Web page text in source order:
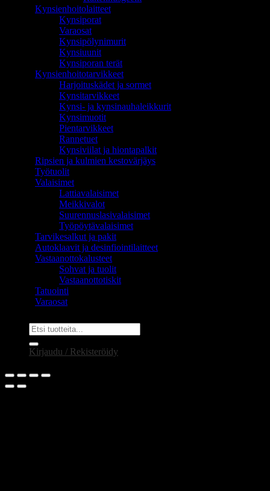
Kynsienhoitolaitteet
Kynsiporat
Varaosat
Kynsipölynimurit
Kynsiuunit
Kynsiporan terät
Kynsienhoitotarvikkeet
Harjoituskädet ja sormet
Kynsitarvikkeet
Kynsi- ja kynsinauhaleikkurit
Kynsimuotit
Pientarvikkeet
Rannetuet
Kynsiviilat ja hiontapalkit
Ripsien ja kulmien kestovärjäys
Työtuolit
Valaisimet
Lattiavalaisimet
Meikkivalot
Suurennuslasivalaisimet
Työpöytävalaisimet
Tarvikesalkut ja pakit
Autoklaavit ja desinfiointilaitteet
Vastaanottokalusteet
Sohvat ja tuolit
Vastaanottotiskit
Tatuointi
Varaosat
Etsi:
Kirjaudu / Rekisteröidy